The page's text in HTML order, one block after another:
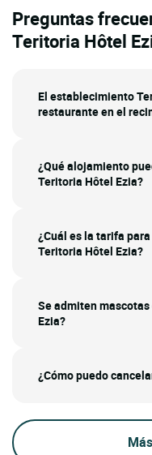
Preguntas
Teritoria Hôtel
El establecimiento
restaurante en el
¿Qué alojamiento
Teritoria Hôtel Ezia?
¿Cuál es la tarifa
Teritoria Hôtel Ezia?
Se admiten
Ezia?
¿Cómo puedo